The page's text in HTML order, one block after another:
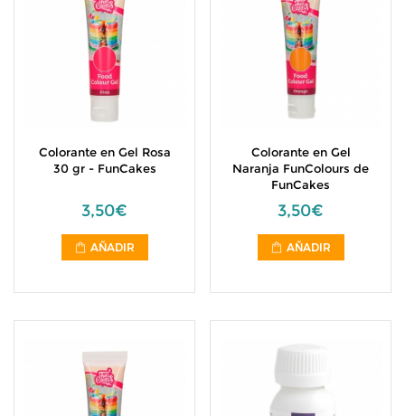
Colorante en Gel Rosa
30 gr - FunCakes
3,50€
AÑADIR
Colorante en Gel
Naranja FunColours de
FunCakes
3,50€
AÑADIR